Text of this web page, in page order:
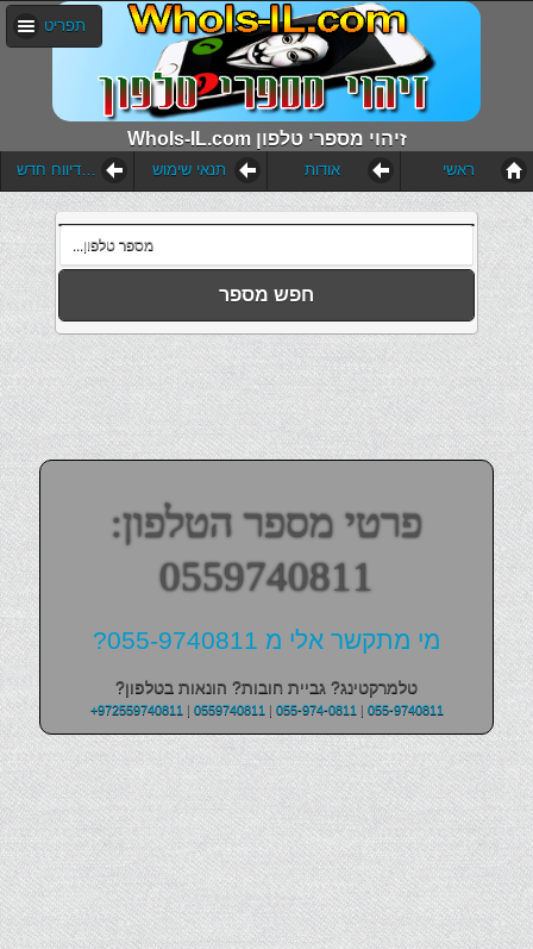
WhoIs-IL.com זיהוי מספרי טלפון
תפריט
הוסף דיווח חדש תנאי שימוש אודות ראשי
חפש מספר
פרטי מספר הטלפון:
0559740811
מי מתקשר אלי מ 055-9740811?
טלמרקטינג? גביית חובות? הונאות בטלפון?
+972559740811| 0559740811| 055-974-0811| 055-9740811